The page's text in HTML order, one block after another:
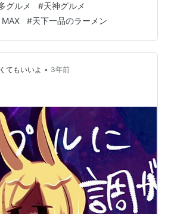
平日お昼時！博多駅前店はスタッフ
限がされていましたね〜店内の半分
理に入店させお待たせするような事
業スタイルは評価に値すると思いま
不足のため・・・」と貼り紙がさ
間が長いなと察…
グルメ #天神グルメ
#天下一品のラーメン
てもいいよ • 3年前